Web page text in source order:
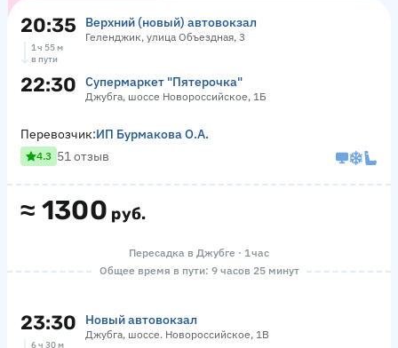
20:35 Верхний (новый) автовокзал
Геленджик, улица Объездная, 3
1 ч 55 м
в пути
22:30 Супермаркет "Пятерочка"
Джубга, шоссе Новороссийское, 1Б
≈ 1300 руб.
Перевозчик:ИП Бурмакова О.А.
4.3 51 отзыв
Пересадка в Джубге · 1 час
Общее время в пути: 9 часов 25 минут
23:30 Новый автовокзал
Джубга, шоссе. Новороссийское, 1В
6 ч 30 м